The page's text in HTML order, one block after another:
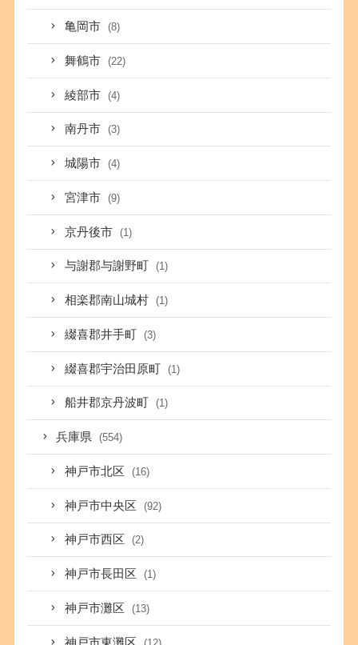
亀岡市 (8)
舞鶴市 (22)
綾部市 (4)
南丹市 (3)
城陽市 (4)
宮津市 (9)
京丹後市 (1)
与謝郡与謝野町 (1)
相楽郡南山城村 (1)
綴喜郡井手町 (3)
綴喜郡宇治田原町 (1)
船井郡京丹波町 (1)
兵庫県 (554)
神戸市北区 (16)
神戸市中央区 (92)
神戸市西区 (2)
神戸市長田区 (1)
神戸市灘区 (13)
神戸市東灘区